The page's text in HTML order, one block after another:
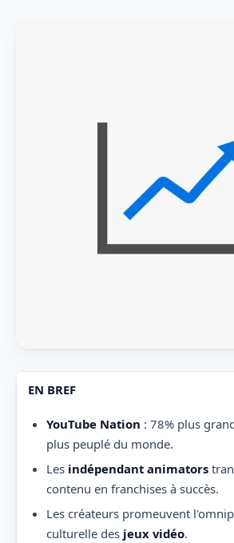
EN BREF
YouTube Nation : 78% plus
plus peuplé du monde.
Les indépendant animators
contenu en franchises à succès.
Les créateurs promeuvent
culturelle des jeux vidéo.